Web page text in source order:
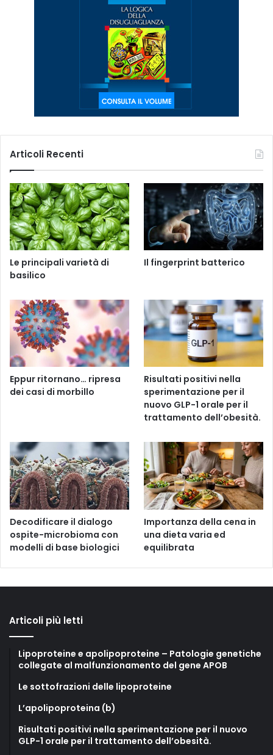
Articoli Recenti
Le principali varietà di
basilico
Il fingerprint batterico
Eppur ritornano… ripresa
dei casi di morbillo
Risultati positivi nella
sperimentazione per il
nuovo GLP-1 orale per il
trattamento dell’obesità.
Decodificare il dialogo
ospite-microbioma con
modelli di base biologici
Importanza della cena in
una dieta varia ed
equilibrata
Articoli più letti
Lipoproteine e apolipoproteine – Patologie genetiche
collegate al malfunzionamento del gene APOB
Le sottofrazioni delle lipoproteine
L’apolipoproteina (b)
Risultati positivi nella sperimentazione per il nuovo
GLP-1 orale per il trattamento dell’obesità.